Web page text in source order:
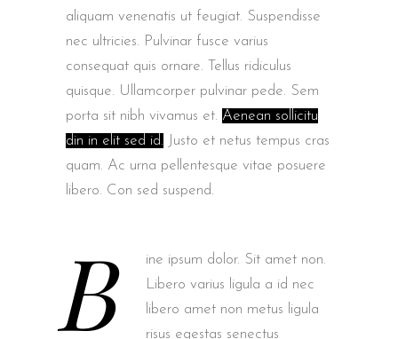
aliquam venenatis ut feugiat. Suspendisse
nec ultricies. Pulvinar fusce varius
consequat quis ornare. Tellus ridiculus
quisque. Ullamcorper pulvinar pede. Sem
porta sit nibh vivamus et. Aenean sollicitu
din in elit sed id. Justo et netus tempus cras
quam. Ac urna pellentesque vitae posuere
libero. Con sed suspend.
B
ine ipsum dolor. Sit amet non.
Libero varius ligula a id nec
libero amet non metus ligula
risus egestas senectus